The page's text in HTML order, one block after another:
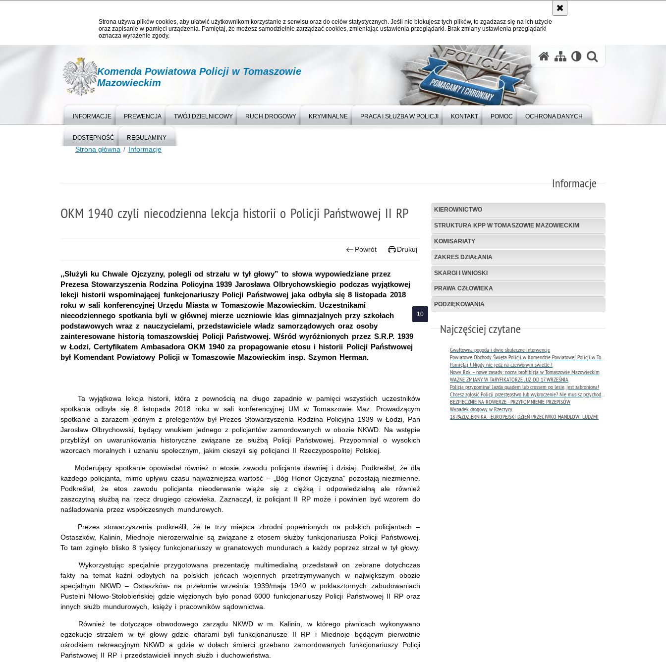
Strona używa plików cookies, aby ułatwić użytkownikom korzystanie z serwisu oraz do celów statystycznych. Jeśli nie blokujesz tych plików, to zgadzasz się na ich użycie
oraz zapisanie w pamięci urządzenia. Pamiętaj, że możesz samodzielnie zarządzać cookies, zmieniając ustawienia przeglądarki. Brak zmiany ustawienia przeglądarki
oznacza wyrażenie zgody.
Komenda Powiatowa Policji w Tomaszowie
Mazowieckim
INFORMACJE PREWENCJA TWÓJ DZIELNICOWY RUCH DROGOWY KRYMINALNE PRACA I SŁUŻBA W POLICJI KONTAKT POMOC OCHRONA DANYCH
DOSTĘPNOŚĆ REGULAMINY
Strona główna Informacje
Informacje
OKM 1940 czyli niecodzienna lekcja historii o Policji Państwowej II RP
Powrót Drukuj
,,Służyli ku Chwale Ojczyzny, polegli od strzału w tył głowy” to słowa wypowiedziane przez
Prezesa Stowarzyszenia Rodzina Policyjna 1939 Jarosława Olbrychowskiegio podczas wyjątkowej
lekcji historii wspominającej funkcjonariuszy Policji Państwowej jaka odbyła się 8 listopada 2018
roku w sali konferencyjnej Urzędu Miasta w Tomaszowie Mazowieckim. Uczestnikami
niecodziennego spotkania byli w głównej mierze uczniowie klas gimnazjalnych przy szkołach
podstawowych wraz z nauczycielami, przedstawiciele władz samorządowych oraz osoby
zainteresowane historią tomaszowskiej Policji Państwowej. Wśród wyróżnionych przez S.R.P. 1939
w Łodzi, Certyfikatem Ambasadora OKM 1940 za propagowanie etosu i historii Policji Państwowej
był Komendant Powiatowy Policji w Tomaszowie Mazowieckim insp. Szymon Herman.
Ta wyjątkowa lekcja historii, która z pewnością na długo zapadnie w pamięci wszystkich uczestników
spotkania odbyła się 8 listopada 2018 roku w sali konferencyjnej UM w Tomaszowie Maz. Prowadzącym
spotkanie a zarazem jednym z prelegentów był Prezes Stowarzyszenia Rodzina Policyjna 1939 w Łodzi, Pan
Jarosław Olbrychowski, będący wnukiem jednego z policjantów zamordowanych w obozie NKWD. Na wstępie
przybliżył on uwarunkowania historyczne związane ze służbą Policji Państwowej. Przypomniał o wysokich
wzorcach moralnych i uznaniu społecznym, jakim cieszyli się policjanci II Rzeczypospolitej Polskiej.
Moderujący spotkanie opowiadał również o etosie zawodu policjanta dawniej i dzisiaj. Podkreślał, że dla
każdego policjanta, mimo upływu czasu najważniejsza wartość – „Bóg Honor Ojczyzna” pozostają niezmienne.
Podkreślał, że etos zawodu policjanta nieoderwanie wiąże się z ciężką i odpowiedzialną ale również
zaszczytną służbą na rzecz drugiego człowieka. Zaznaczył, iż policjant II RP może i powinien być wzorem do
naśladowania przez współczesnych mundurowych.
Prezes stowarzyszenia podkreślił, że te trzy miejsca zbrodni popełnionych na polskich policjantach –
Ostaszków, Kalinin, Miednoje nierozerwalnie są związane z etosem służby funkcjonariusza Policji Państwowej.
To tam zginęło blisko 8 tysięcy funkcjonariuszy w granatowych mundurach a każdy poprzez strzał w tył głowy.
Wykorzystując specjalnie przygotowana prezentację multimedialną przedstawił on zebrane dotychczas
fakty na temat kaźni odbytych na polskich jeńcach wojennych przetrzymywanych w największym obozie
specjalnym NKWD – Ostaszków- na przełomie września 1939/maja 1940 w poklasztornych zabudowaniach
Pustelni Niłowo-Stołobieńskiej gdzie więzionych było ponad 6000 funkcjonariuszy Policji Państwowej II RP oraz
innych służb mundurowych, księży i pracowników sądownictwa.
Również te dotyczące obwodowego zarządu NKWD w m. Kalinin, w którego piwnicach wykonywano
egzekucje strzałem w tył głowy gdzie ofiarami byli funkcjonariusze II RP i Miednoje będącym pierwotnie
ośrodkiem rekreacyjnym NKWD a gdzie w dołach śmierci grzebano zamordowanych funkcjonariuszy Policji
Państwowej II RP i przedstawicieli innych służb i duchowieństwa.
KIEROWNICTWO
STRUKTURA KPP W TOMASZOWIE MAZOWIECKIM
KOMISARIATY
ZAKRES DZIAŁANIA
SKARGI I WNIOSKI
PRAWA CZŁOWIEKA
PODZIĘKOWANIA
Najczęściej czytane
Gwałtowna pogoda i dwie skuteczne interwencje
Powiatowe Obchody Święta Policji w Komendzie Powiatowej Policji w Tomaszowie Mazowieckim
Pamiętaj ! Nigdy nie jedź na czerwonym świetle !
Nowy Rok – nowe zasady: nocna prohibicja w Tomaszowie Mazowieckim
WAŻNE ZMIANY W TARYFIKATORZE JUŻ OD 17 WRZEŚNIA
Policja przypomina! Jazda quadem lub crossem po lesie, jest zabroniona!
Chcesz zgłosić Policji przestępstwo lub wykroczenie? Nie musisz przychodzić do komendy !
BEZPIECZNIE NA ROWERZE - PRZYPOMNIENIE PRZEPISÓW
Wypadek drogowy w Rzeczycy
18 PAŹDZIERNIKA - EUROPEJSKI DZIEŃ PRZECIWKO HANDLOWI LUDŹMI